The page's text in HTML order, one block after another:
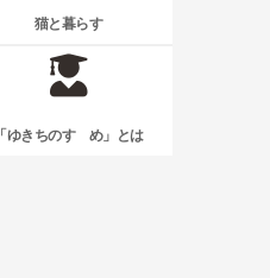
猫と暮らす
「ゆきちのすゝめ」とは